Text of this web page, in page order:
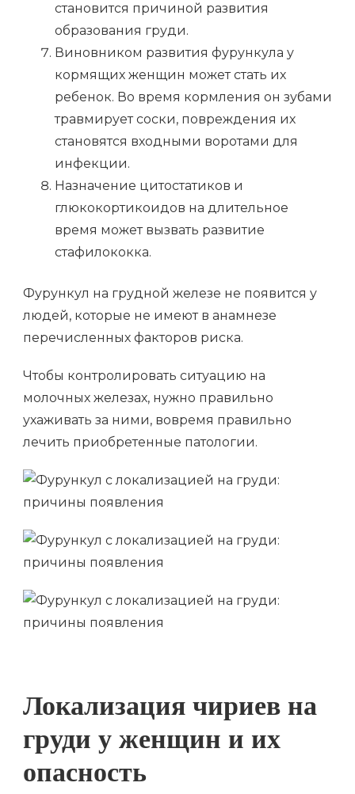
становится причиной развития
образования груди.
Виновником развития фурункула у
кормящих женщин может стать их
ребенок. Во время кормления он зубами
травмирует соски, повреждения их
становятся входными воротами для
инфекции.
Назначение цитостатиков и
глюкокортикоидов на длительное
время может вызвать развитие
стафилококка.
Фурункул на грудной железе не появится у
людей, которые не имеют в анамнезе
перечисленных факторов риска.
Чтобы контролировать ситуацию на
молочных железах, нужно правильно
ухаживать за ними, вовремя правильно
лечить приобретенные патологии.
Локализация чириев на
груди у женщин и их
опасность